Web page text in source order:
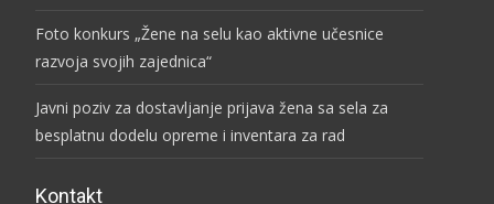
Foto konkurs „Žene na selu kao aktivne učesnice
razvoja svojih zajednica“
Javni poziv za dostavljanje prijava žena sa sela za
besplatnu dodelu opreme i inventara za rad
Kontakt